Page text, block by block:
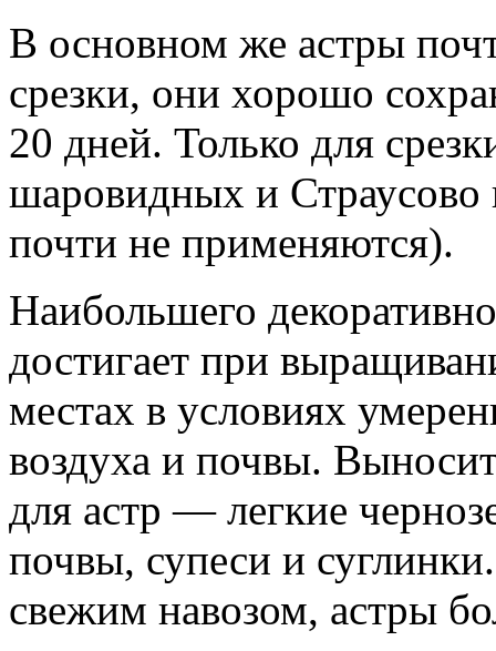
В основном же астры
срезки, они хорошо
20 дней. Только для
шаровидных и Страусово
почти не применяются).
Наибольшего
достигает при
местах в условиях
воздуха и почвы.
для астр — легкие
почвы, супеси и
свежим навозом, астры